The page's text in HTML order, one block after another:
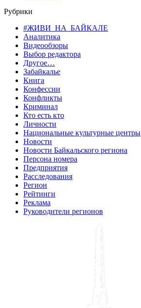
Рубрики
#ЖИВИ_НА_БАЙКАЛЕ
Аналитика
Видеообзоры
Выбор редактора
Другое…
Забайкалье
Книга
Конфессии
Конфликты
Криминал
Кто есть кто
Личности
Национальные культурные центры
Новости
Новости Байкальского региона
Персона номера
Предприятия
Расследования
Регион
Рейтинги
Реклама
Руководители регионов